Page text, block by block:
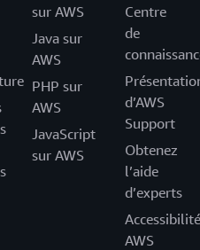
sur AWS
Java sur
AWS
PHP sur
AWS
JavaScript
sur AWS
Centre
de
d’AWS
Support
Obtenez
l’aide
d’experts
Accessibilité
AWS